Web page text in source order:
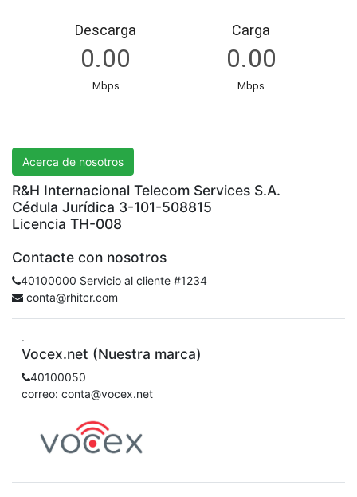
Acerca de nosotros
R&H Internacional Telecom Services S.A.
Cédula Jurídica 3-101-508815
Licencia TH-008
Contacte con nosotros
40100000 Servicio al cliente #1234
conta@rhitcr.com
.
Vocex.net (Nuestra marca)
40100050
correo: conta@vocex.net